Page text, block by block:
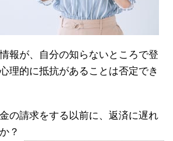
報が、自分の知らないところで登
理的に抵抗があることは否定でき
の請求をする以前に、返済に遅れ
？